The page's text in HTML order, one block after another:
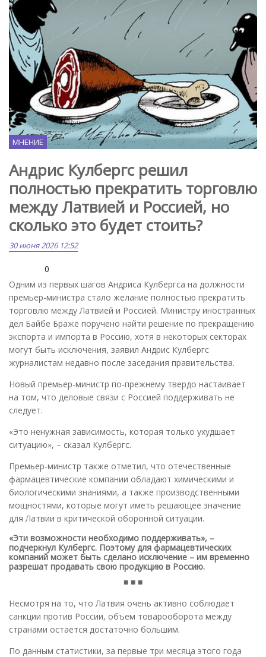
МНЕНИЕ
Андрис Кулбергс решил
полностью прекратить торговлю
между Латвией и Россией, но
сколько это будет стоить?
30 июня 2026 12:52
0
Одним из первых шагов Андриса Кулбергса на должности
премьер-министра стало желание полностью прекратить
торговлю между Латвией и Россией. Министру иностранных
дел Байбе Браже поручено найти решение по прекращению
экспорта и импорта в Россию, хотя в некоторых секторах
могут быть исключения, заявил Андрис Кулбергс
журналистам недавно после заседания правительства.
Новый премьер-министр по-прежнему твердо настаивает
на том, что деловые связи с Россией поддерживать не
следует.
«Это ненужная зависимость, которая только ухудшает
ситуацию», – сказал Кулбергс.
Премьер-министр также отметил, что отечественные
фармацевтические компании обладают химическими и
биологическими знаниями, а также производственными
мощностями, которые могут иметь решающее значение
для Латвии в критической оборонной ситуации.
«Эти возможности необходимо поддерживать», –
подчеркнул Кулбергс. Поэтому для фармацевтических
компаний может быть сделано исключение – им временно
разрешат продавать свою продукцию в Россию.
■ ■ ■
Несмотря на то, что Латвия очень активно соблюдает
санкции против России, объем товарооборота между
странами остается достаточно большим.
По данным статистики, за первые три месяца этого года